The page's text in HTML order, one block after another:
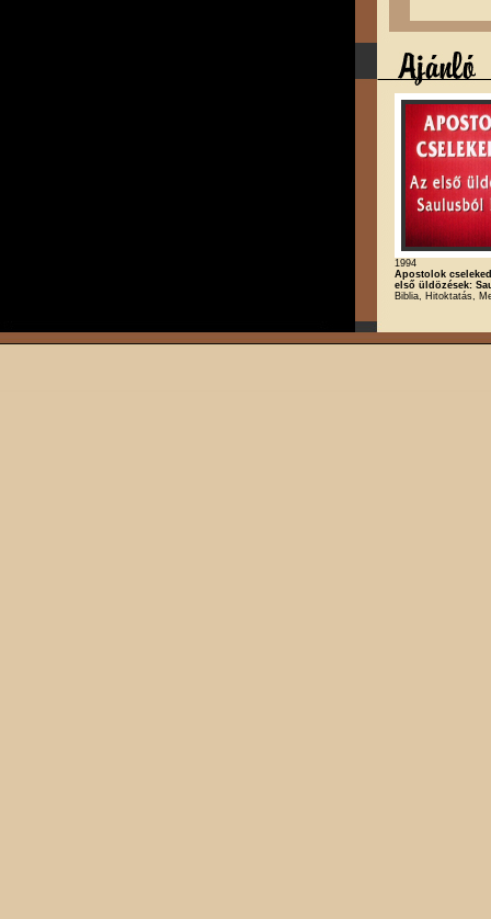
1994
Apostolok
első üldözések:
Biblia, Hitoktatás,